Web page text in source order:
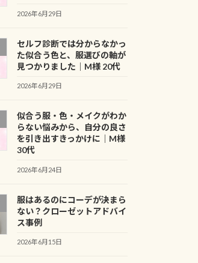
2026年6月29日
セルフ診断では分からなかっ
た似合う色と、服選びの軸が
見つかりました｜M様 20代
2026年6月29日
似合う服・色・メイクがわか
らない悩みから、自分の良さ
を引き出すきっかけに｜M様
30代
2026年6月24日
服はあるのにコーデが決まら
ない？クローゼットアドバイ
ス事例
2026年6月15日